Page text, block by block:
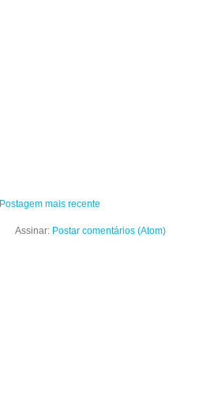
Postagem mais recente
Assinar: Postar comentários (Atom)